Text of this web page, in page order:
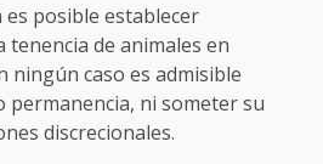
posible establecer
de animales en
ningún caso es admisible
ni someter su
discrecionales.